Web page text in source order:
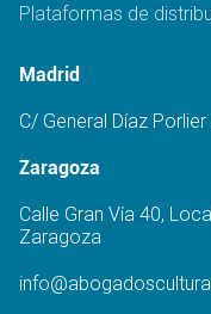
Plataformas de
Madrid
C/ General Díaz
Zaragoza
Calle Gran Vía 40,
Zaragoza